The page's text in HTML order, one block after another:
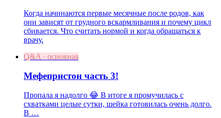
Когда начинаются первые месячные после родов, как
они зависят от грудного вскармливания и почему цикл
сбивается. Что считать нормой и когда обращаться к
врачу.
Q&A · основная
Мефепристон часть 3!
Пропала я надолго 😂 В итоге я промучилась с
схватками целые сутки, шейка готовилась очень долго.
В …